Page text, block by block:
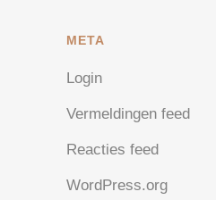
META
Login
Vermeldingen feed
Reacties feed
WordPress.org